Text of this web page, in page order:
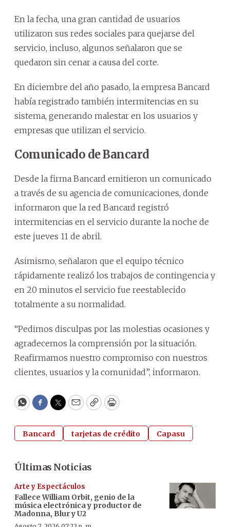
En la fecha, una gran cantidad de usuarios
utilizaron sus redes sociales para quejarse del
servicio, incluso, algunos señalaron que se
quedaron sin cenar a causa del corte.
En diciembre del año pasado, la empresa Bancard
había registrado también intermitencias en su
sistema, generando malestar en los usuarios y
empresas que utilizan el servicio.
Comunicado de Bancard
Desde la firma Bancard emitieron un comunicado
a través de su agencia de comunicaciones, donde
informaron que la red Bancard registró
intermitencias en el servicio durante la noche de
este jueves 11 de abril.
Asimismo, señalaron que el equipo técnico
rápidamente realizó los trabajos de contingencia y
en 20 minutos el servicio fue reestablecido
totalmente a su normalidad.
“Pedimos disculpas por las molestias ocasiones y
agradecemos la comprensión por la situación.
Reafirmamos nuestro compromiso con nuestros
clientes, usuarios y la comunidad”, informaron.
WhatsApp
Facebook
Twitter
EmailCopyPrint
Bancard tarjetas de crédito Capasu
Últimas Noticias
Arte y Espectáculos
Fallece William Orbit, genio de la
música electrónica y productor de
Madonna, Blur y U2